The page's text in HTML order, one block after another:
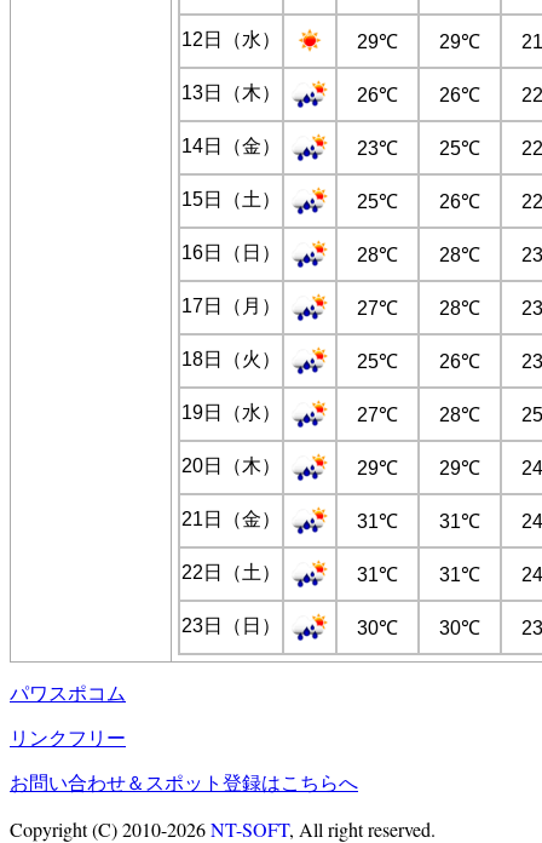
12日（水） 29℃ 29℃
13日（木） 26℃ 26℃
14日（金） 23℃ 25℃
15日（土） 25℃ 26℃
16日（日） 28℃ 28℃
17日（月） 27℃ 28℃
18日（火） 25℃ 26℃
19日（水） 27℃ 28℃
20日（木） 29℃ 29℃
21日（金） 31℃ 31℃
22日（土） 31℃ 31℃
23日（日） 30℃ 30℃
パワスポコム
リンクフリー
お問い合わせ＆スポット登録はこちらへ
Copyright (C) 2010-2026NT-SOFT, All right reserved.